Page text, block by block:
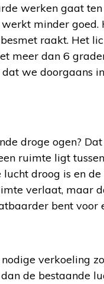
werken gaat
minder
raakt. Het
meer dan 6
we doorgaans
droge ogen?
ruimte ligt
droog is en
verlaat, maar
bent voor
verkoeling
de bestaande